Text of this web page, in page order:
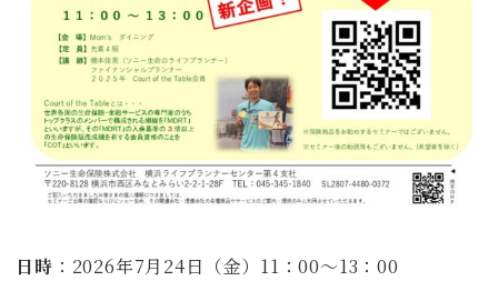
日時 ：2026年7月24日（金）11：00～13：00